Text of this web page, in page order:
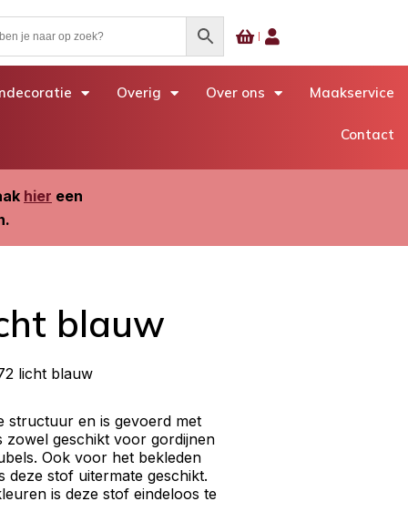
Overig Over ons Maakservice
Contact
hier een
blauw
licht blauw
structuur en is gevoerd met
zowel geschikt voor gordijnen
Ook voor het bekleden
stof uitermate geschikt.
is deze stof eindeloos te